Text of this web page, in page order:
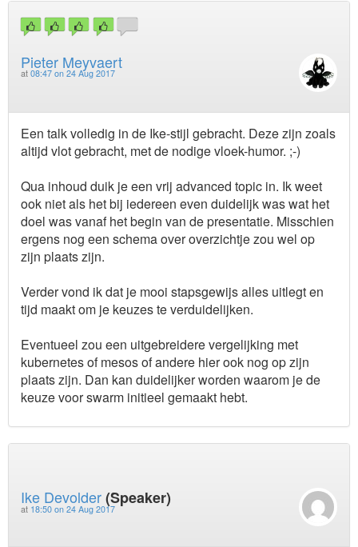
Pieter Meyvaert
at 08:47 on 24 Aug 2017
Een talk volledig in de Ike-stijl gebracht. Deze zijn zoals
altijd vlot gebracht, met de nodige vloek-humor. ;-)
Qua inhoud duik je een vrij advanced topic in. Ik weet
ook niet als het bij iedereen even duidelijk was wat het
doel was vanaf het begin van de presentatie. Misschien
ergens nog een schema over overzichtje zou wel op
zijn plaats zijn.
Verder vond ik dat je mooi stapsgewijs alles uitlegt en
tijd maakt om je keuzes te verduidelijken.
Eventueel zou een uitgebreidere vergelijking met
kubernetes of mesos of andere hier ook nog op zijn
plaats zijn. Dan kan duidelijker worden waarom je de
keuze voor swarm initieel gemaakt hebt.
Ike Devolder(Speaker)
at 18:50 on 24 Aug 2017